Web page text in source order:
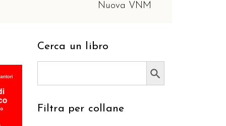
Nuova VNM
Cerca un libro
Search Button
Filtra per collane